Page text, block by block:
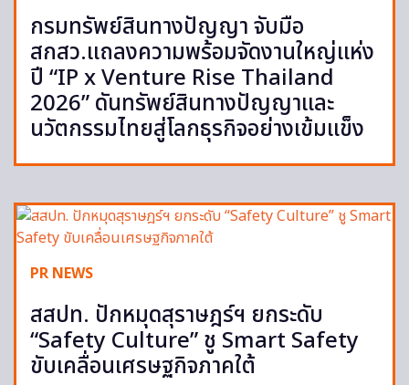
กรมทรัพย์สินทางปัญญา จับมือ
สกสว.แถลงความพร้อมจัดงานใหญ่แห่ง
ปี “IP x Venture Rise Thailand
2026” ดันทรัพย์สินทางปัญญาและ
นวัตกรรมไทยสู่โลกธุรกิจอย่างเข้มแข็ง
PR NEWS
สสปท. ปักหมุดสุราษฎร์ฯ ยกระดับ
“Safety Culture” ชู Smart Safety
ขับเคลื่อนเศรษฐกิจภาคใต้